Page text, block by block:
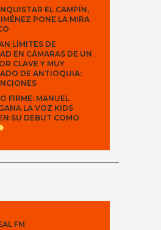
EL CAMPÍN,
PONE LA MIRA
LÍMITES DE
EN CÁMARAS DE UN
CLAVE Y MUY
DE ANTIOQUIA:
FIRME: MANUEL
LA VOZ KIDS
SU DEBUT COMO
FM